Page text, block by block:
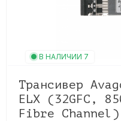
В НАЛИЧИИ 7
Трансивер
ELX (32GFC,
Fibre Channel)